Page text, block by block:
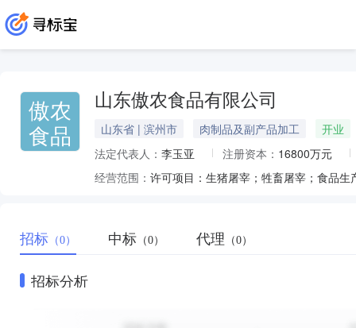
傲农
食品
山东傲农食品有限公司
山东省 | 滨州市 肉制品及副产品加工
开业
法定代表人： 李玉亚 注册资本： 16800万元
经营范围：
招标 （0） 中标 （0） 代理 （0）
招标分析